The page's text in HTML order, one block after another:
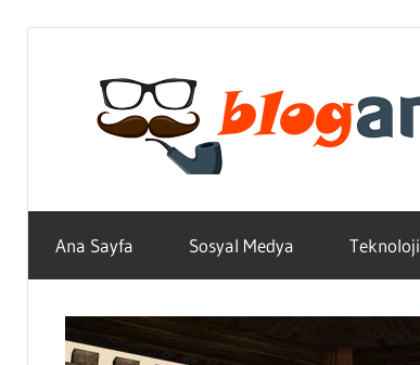
Haber,
Bilgi
–
Amcası
Ana Sayfa Sosyal Medya Teknoloji